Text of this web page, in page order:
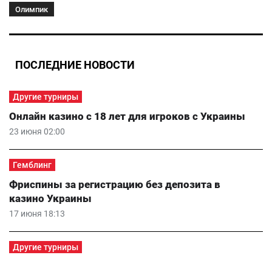
Олимпик
ПОСЛЕДНИЕ НОВОСТИ
Другие турниры
23 июня 02:00
Онлайн казино с 18 лет для игроков с Украины
Гемблинг
17 июня 18:13
Фриспины за регистрацию без депозита в
казино Украины
Другие турниры